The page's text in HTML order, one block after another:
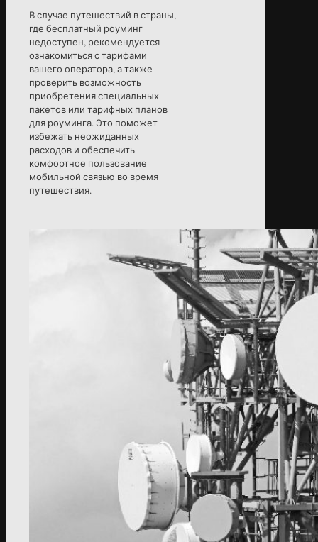
В случае путешествий в страны,
где бесплатный роуминг
недоступен, рекомендуется
ознакомиться с тарифами
вашего оператора, а также
проверить возможность
приобретения специальных
пакетов или тарифных планов
для роуминга. Это поможет
избежать неожиданных
расходов и обеспечить
комфортное пользование
мобильной связью во время
путешествия.